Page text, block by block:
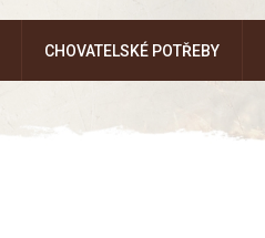
CHOVATELSKÉ POTŘEBY